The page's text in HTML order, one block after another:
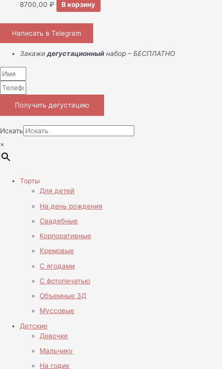
8700,00 ₽ В корзину
Написать в Telegram
Закажи дегустационный набор – БЕСПЛАТНО
Получить дегустацию
Искать
×
Торты
Для детей
На день рождения
Свадебные
Корпоративные
Кремовые
С ягодами
С фотопечатью
Объемные 3Д
Муссовые
Детские
Девочке
Мальчику
На годик